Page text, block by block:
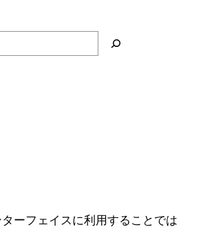
ーフェイスに利用することでは